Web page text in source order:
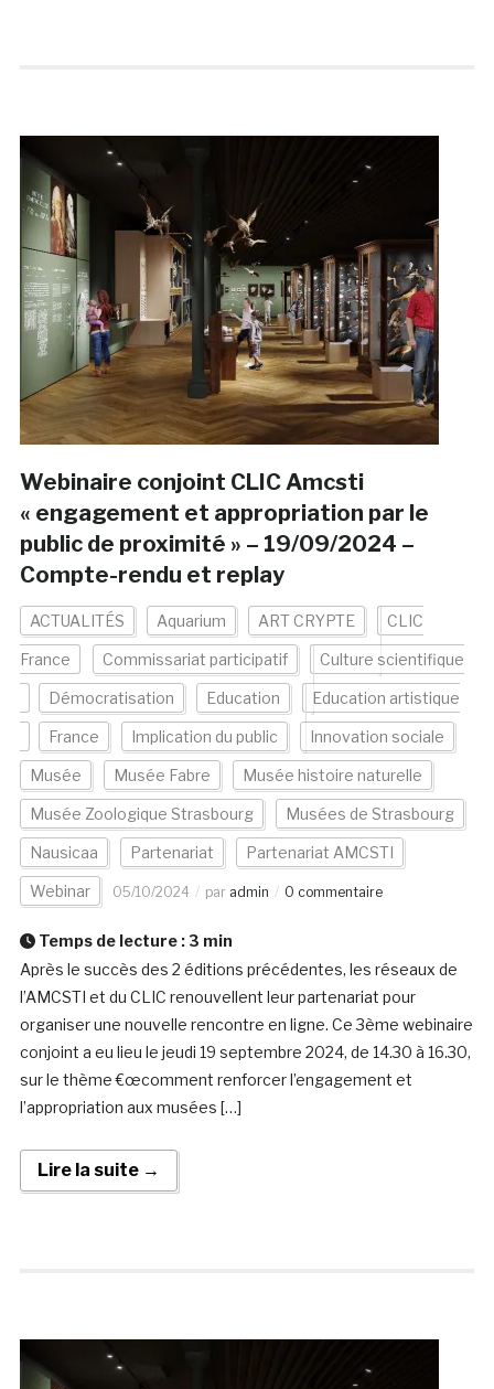
Webinaire conjoint CLIC Amcsti
« engagement et appropriation par le
public de proximité » – 19/09/2024 –
Compte-rendu et replay
ACTUALITÉS Aquarium ART CRYPTE CLIC
France Commissariat participatif Culture scientifique
Démocratisation Education Education artistique
France Implication du public Innovation sociale
Musée Musée Fabre Musée histoire naturelle
Musée Zoologique Strasbourg Musées de Strasbourg
Nausicaa Partenariat Partenariat AMCSTI
Webinar 05/10/2024 par admin 0 commentaire
Temps de lecture : 3 min
Après le succès des 2 éditions précédentes, les réseaux de
l’AMCSTI et du CLIC renouvellent leur partenariat pour
organiser une nouvelle rencontre en ligne. Ce 3ème webinaire
conjoint a eu lieu le jeudi 19 septembre 2024, de 14.30 à 16.30,
sur le thème €œcomment renforcer l’engagement et
l’appropriation aux musées […]
Lire la suite →